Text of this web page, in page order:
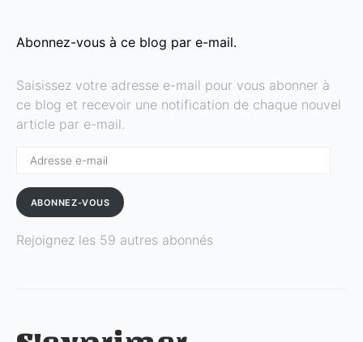
Abonnez-vous à ce blog par e-mail.
Saisissez votre adresse e-mail pour vous abonner à
ce blog et recevoir une notification de chaque nouvel
article par e-mail.
Adresse
mail
ABONNEZ-VOUS
Rejoignez les 59 autres abonnés